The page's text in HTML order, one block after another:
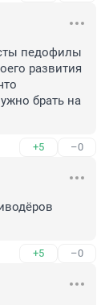
педофилы
развития
брать на
+5 –0
+5 –0